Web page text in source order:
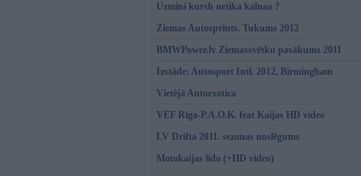
Uzmini kursh netika kalnaa ?
Ziemas Autosprints. Tukums 2012
BMWPower.lv Ziemassvētku pasākums 2011
Izstāde: Autosport Intl. 2012, Birmingham
Vietējā Autoexotica
VEF Rīga-P.A.O.K. feat Kaijas HD video
LV Drifta 2011. sezonas noslēgums
Motokaijas lido (+HD video)